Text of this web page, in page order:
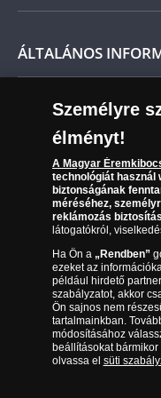
Kézbesítés
Reklamáció
Visszaküldés
Elállási űrlap
Ügyfélszolgálat
Leiratkozás a
Karrier
ÁLTALÁNOS
Sütik (cookies)
Süti (cookies)Beállítások
Társaságunkról
Az érmék és érmek
Gyakran ismételt
Adatkezelés
06 80 888
(díjmentesen
óra között,
Személyre
élményt!
A Magyar
technológiát használ
biztonságának
méréséhez,
reklámozás
látogatókról,
Ha Ön a „Rendben”
ezeket az
például hirdető
szabályzatot, akkor
Ön sajnos nem
tartalmainkban.
módosításához
beállításokat
olvassa el süti